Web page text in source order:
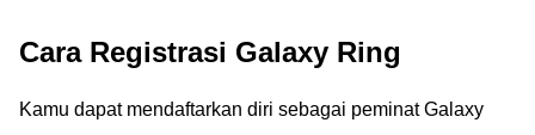
Cara Registrasi Galaxy Ring
Kamu dapat mendaftarkan diri sebagai peminat Galaxy